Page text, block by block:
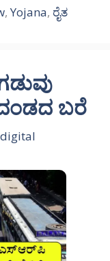
, Yojana, ರೈತ
ದಂಡದ ಬರೆ